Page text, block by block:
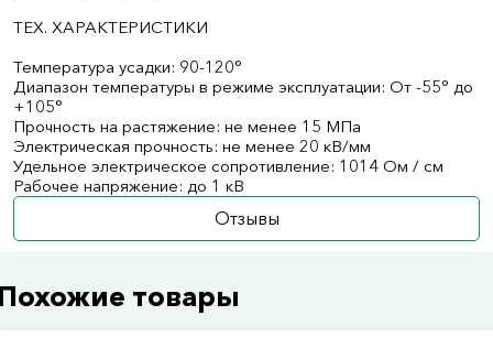
ТЕХ. ХАРАКТЕРИСТИКИ
Температура усадки: 90-120°
Диапазон температуры в режиме эксплуатации: От -55° до
+105°
Прочность на растяжение: не менее 15 MПа
Электрическая прочность: не менее 20 кВ/мм
Удельное электрическое сопротивление: 1014 Ом / см
Рабочее напряжение: до 1 кВ
Отзывы
товары